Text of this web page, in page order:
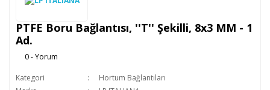
PTFE Boru Bağlantısı, ''T'' Şekilli, 8x3 MM - 1
Ad.
0 - Yorum
Kategori
Hortum Bağlantıları